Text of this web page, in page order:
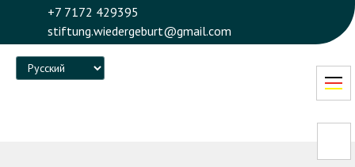
+7 7172 429395
stiftung.wiedergeburt@gmail.com
Language